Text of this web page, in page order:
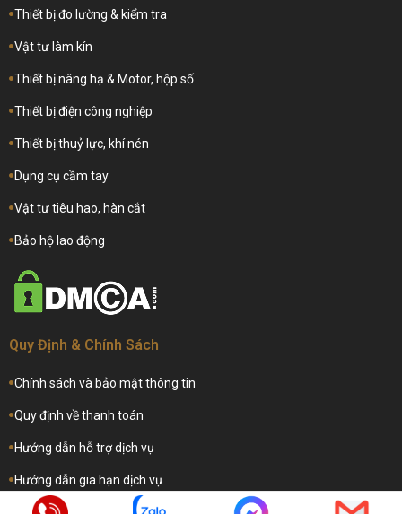
Thiết bị đo lường & kiểm tra
Vật tư làm kín
Thiết bị nâng hạ & Motor, hộp số
Thiết bị điện công nghiệp
Thiết bị thuỷ lực, khí nén
Dụng cụ cầm tay
Vật tư tiêu hao, hàn cắt
Bảo hộ lao động
Quy Định & Chính Sách
Chính sách và bảo mật thông tin
Quy định về thanh toán
Hướng dẫn hỗ trợ dịch vụ
Hướng dẫn gia hạn dịch vụ